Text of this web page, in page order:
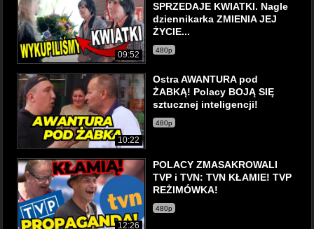
09:52
SPRZEDAJE KWIATKI. Nagle
dziennikarka ZMIENIA JEJ
ŻYCIE...
480p
10:22
Ostra AWANTURA pod
ŻABKĄ! Polacy BOJĄ SIĘ
sztucznej inteligencji!
480p
12:26
POLACY ZMASAKROWALI
TVP i TVN: TVN KŁAMIE! TVP
REŻIMÓWKA!
480p